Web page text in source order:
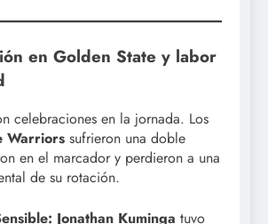
en Golden State y labor
celebraciones en la jornada. Los
Warriors sufrieron una doble
en el marcador y perdieron a una
de su rotación.
Jonathan Kuminga tuvo